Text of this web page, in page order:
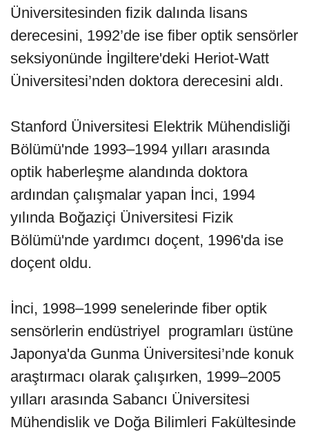
Üniversitesinden fizik dalında lisans
derecesini, 1992’de ise fiber optik sensörler
seksiyonünde İngiltere'deki Heriot-Watt
Üniversitesi’nden doktora derecesini aldı.
Stanford Üniversitesi Elektrik Mühendisliği
Bölümü'nde 1993–1994 yılları arasında
optik haberleşme alandında doktora
ardından çalışmalar yapan İnci, 1994
yılında Boğaziçi Üniversitesi Fizik
Bölümü'nde yardımcı doçent, 1996'da ise
doçent oldu.
İnci, 1998–1999 senelerinde fiber optik
sensörlerin endüstriyel programları üstüne
Japonya'da Gunma Üniversitesi’nde konuk
araştırmacı olarak çalışırken, 1999–2005
yılları arasında Sabancı Üniversitesi
Mühendislik ve Doğa Bilimleri Fakültesinde